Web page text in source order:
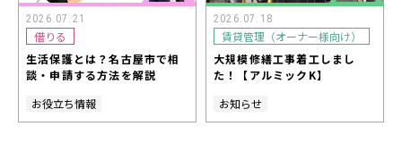
2026.07.21
借りる
生活保護とは？名古屋市で相
談・申請する方法を解説
お役立ち情報
2026.07.18
賃貸管理（オーナー様向け）
大規模修繕工事着工しまし
た！【アルミックK】
お知らせ